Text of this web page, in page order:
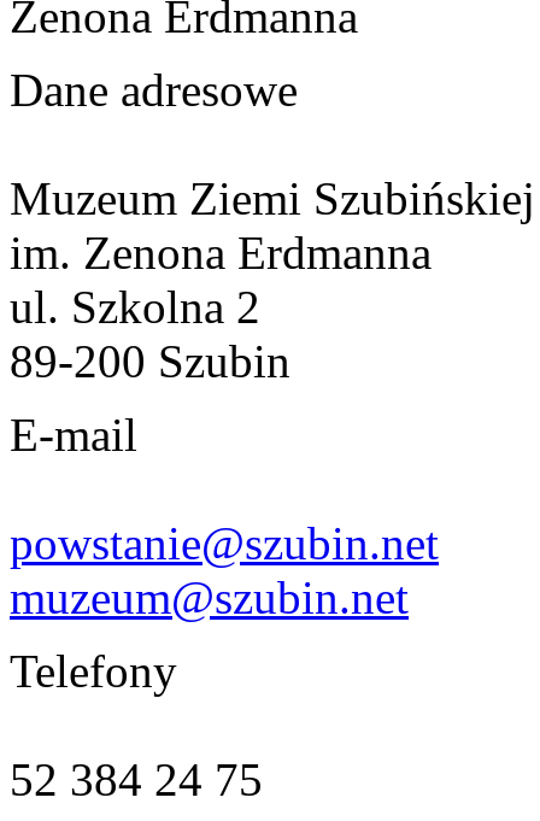
Zenona Erdmanna
Dane adresowe
Muzeum Ziemi Szubińskiej
im. Zenona Erdmanna
ul. Szkolna 2
89-200 Szubin
E-mail
powstanie@szubin.net
muzeum@szubin.net
Telefony
52 384 24 75